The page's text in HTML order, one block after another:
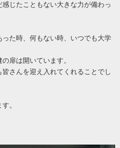
じたこともない大きな力が備わっ
た時、何もない時、いつでも大学
扉は開いています。
さんを迎え入れてくれることでし
。